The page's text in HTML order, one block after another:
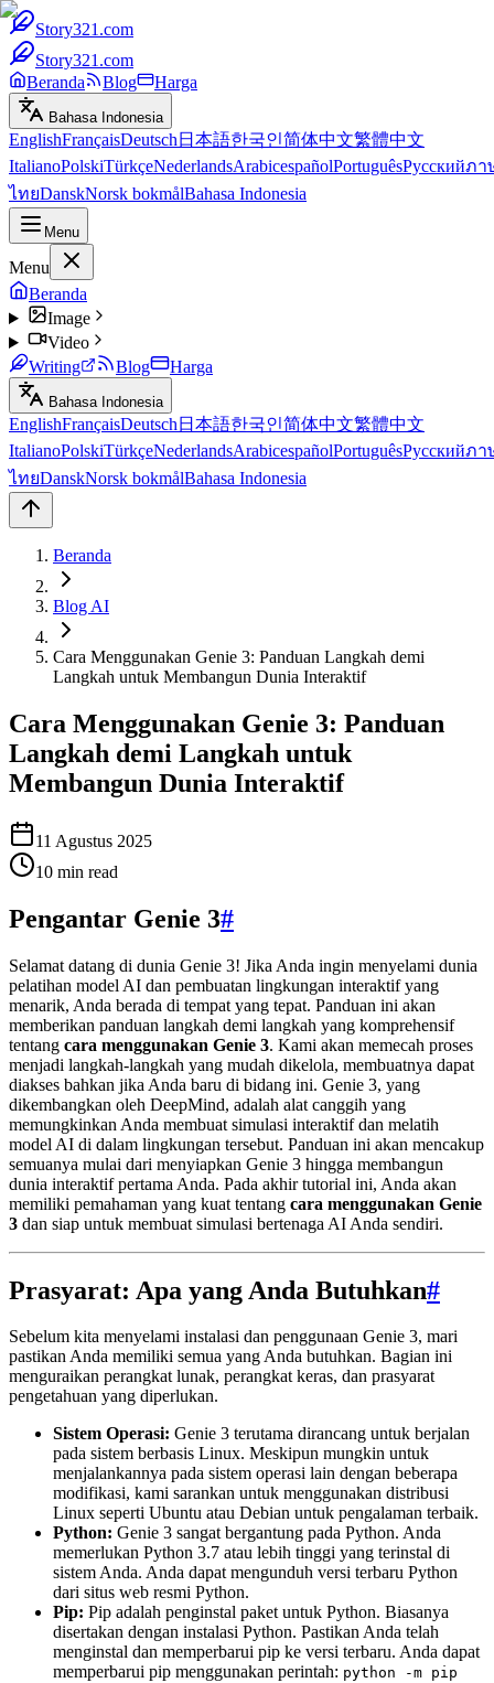
Story321.com
Story321.com
Beranda
Blog Harga
Bahasa Indonesia
EnglishFrançaisDeutsch 日本語한국인简体中文繁體中文
ItalianoPolskiTürkçeNederlandsArabicespañolPortuguêsРусскийภา
ไทยDanskNorsk bokmålBahasa Indonesia
Menu
Menu
Beranda
Image
Video
Writing
Blog Harga
Bahasa Indonesia
EnglishFrançaisDeutsch 日本語한국인简体中文繁體中文
ItalianoPolskiTürkçeNederlandsArabicespañolPortuguêsРусскийภา
ไทยDanskNorsk bokmålBahasa Indonesia
Beranda
Blog AI
Cara Menggunakan Genie 3: Panduan Langkah demi
Langkah untuk Membangun Dunia Interaktif
Cara Menggunakan Genie 3: Panduan
Langkah demi Langkah untuk
Membangun Dunia Interaktif
11 Agustus 2025
10 min read
Pengantar Genie 3#
Selamat datang di dunia Genie 3! Jika Anda ingin menyelami dunia
pelatihan model AI dan pembuatan lingkungan interaktif yang
menarik, Anda berada di tempat yang tepat. Panduan ini akan
memberikan panduan langkah demi langkah yang komprehensif
tentang cara menggunakan Genie 3. Kami akan memecah proses
menjadi langkah-langkah yang mudah dikelola, membuatnya dapat
diakses bahkan jika Anda baru di bidang ini. Genie 3, yang
dikembangkan oleh DeepMind, adalah alat canggih yang
memungkinkan Anda membuat simulasi interaktif dan melatih
model AI di dalam lingkungan tersebut. Panduan ini akan mencakup
semuanya mulai dari menyiapkan Genie 3 hingga membangun
dunia interaktif pertama Anda. Pada akhir tutorial ini, Anda akan
memiliki pemahaman yang kuat tentang cara menggunakan Genie
3 dan siap untuk membuat simulasi bertenaga AI Anda sendiri.
Prasyarat: Apa yang Anda Butuhkan#
Sebelum kita menyelami instalasi dan penggunaan Genie 3, mari
pastikan Anda memiliki semua yang Anda butuhkan. Bagian ini
menguraikan perangkat lunak, perangkat keras, dan prasyarat
pengetahuan yang diperlukan.
Sistem Operasi: Genie 3 terutama dirancang untuk berjalan
pada sistem berbasis Linux. Meskipun mungkin untuk
menjalankannya pada sistem operasi lain dengan beberapa
modifikasi, kami sarankan untuk menggunakan distribusi
Linux seperti Ubuntu atau Debian untuk pengalaman terbaik.
Python: Genie 3 sangat bergantung pada Python. Anda
memerlukan Python 3.7 atau lebih tinggi yang terinstal di
sistem Anda. Anda dapat mengunduh versi terbaru Python
dari situs web resmi Python.
Pip: Pip adalah penginstal paket untuk Python. Biasanya
disertakan dengan instalasi Python. Pastikan Anda telah
menginstal dan memperbarui pip ke versi terbaru. Anda dapat
memperbarui pip menggunakan perintah: python -m pip